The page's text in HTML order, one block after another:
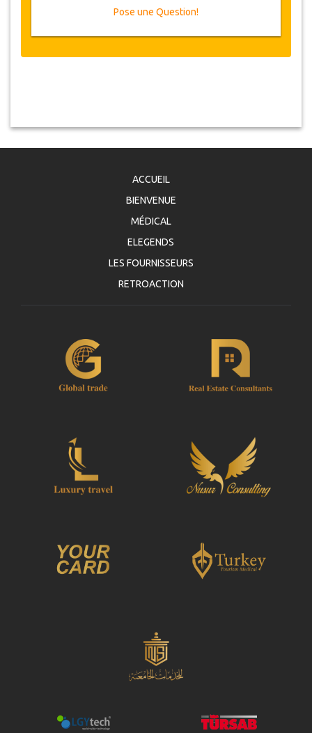
Pose une Question!
ACCUEIL
BIENVENUE
MÉDICAL
ELEGENDS
LES FOURNISSEURS
RETROACTION